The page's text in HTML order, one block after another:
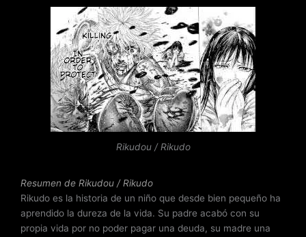
l
o
r
a
d
o
c
o
n
3
d
e
5
Rikudou / Rikudo
Resumen de Rikudou / Rikudo
Rikudo es la historia de un niño que desde bien pequeño ha
aprendido la dureza de la vida. Su padre acabó con su
propia vida por no poder pagar una deuda, su madre una